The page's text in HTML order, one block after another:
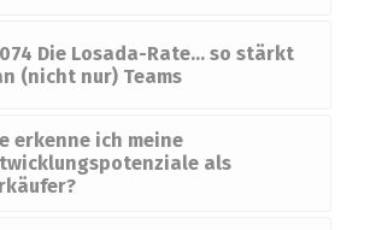
Die Losada-Rate… so stärkt
(nicht nur) Teams
erkenne ich meine
als